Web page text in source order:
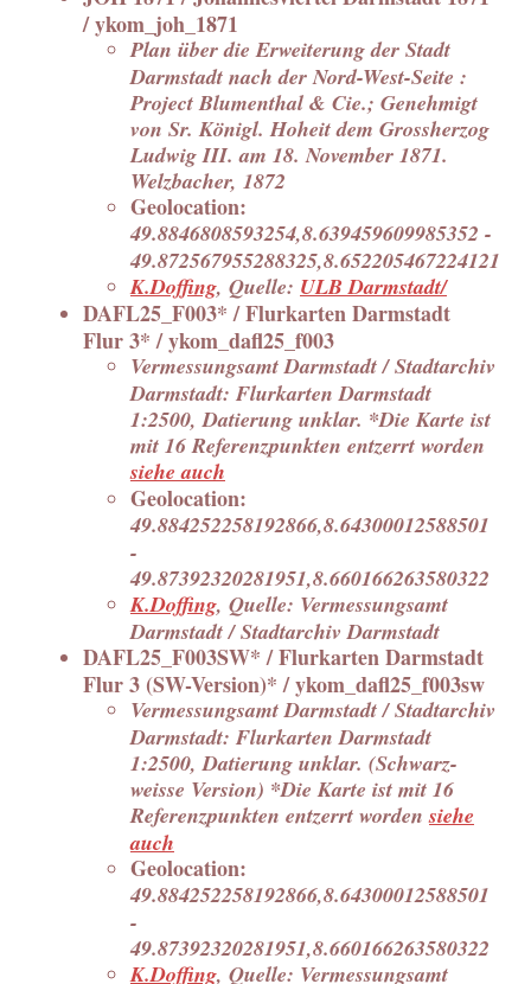
/ ykom_joh_1871
Plan über die Erweiterung der Stadt
Darmstadt nach der Nord-West-Seite :
Project Blumenthal & Cie.; Genehmigt
von Sr. Königl. Hoheit dem Grossherzog
Ludwig III. am 18. November 1871.
Welzbacher, 1872
Geolocation:
49.8846808593254,8.639459609985352 -
49.872567955288325,8.652205467224121
K.Doffing, Quelle: ULB Darmstadt/
DAFL25_F003* / Flurkarten Darmstadt
Flur 3* / ykom_dafl25_f003
Vermessungsamt Darmstadt / Stadtarchiv
Darmstadt: Flurkarten Darmstadt
1:2500, Datierung unklar. *Die Karte ist
mit 16 Referenzpunkten entzerrt worden
siehe auch
Geolocation:
49.884252258192866,8.64300012588501
-
49.87392320281951,8.660166263580322
K.Doffing, Quelle: Vermessungsamt
Darmstadt / Stadtarchiv Darmstadt
DAFL25_F003SW* / Flurkarten Darmstadt
Flur 3 (SW-Version)* / ykom_dafl25_f003sw
Vermessungsamt Darmstadt / Stadtarchiv
Darmstadt: Flurkarten Darmstadt
1:2500, Datierung unklar. (Schwarz-
weisse Version) *Die Karte ist mit 16
Referenzpunkten entzerrt wordensiehe
auch
Geolocation:
49.884252258192866,8.64300012588501
-
49.87392320281951,8.660166263580322
K.Doffing, Quelle: Vermessungsamt